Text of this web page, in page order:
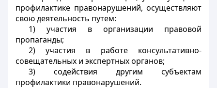
профилактике правонарушений, осуществляют
свою деятельность путем:
1) участия в организации правовой
пропаганды;
2) участия в работе консультативно-
совещательных и экспертных органов;
3) содействия другим субъектам
профилактики правонарушений.